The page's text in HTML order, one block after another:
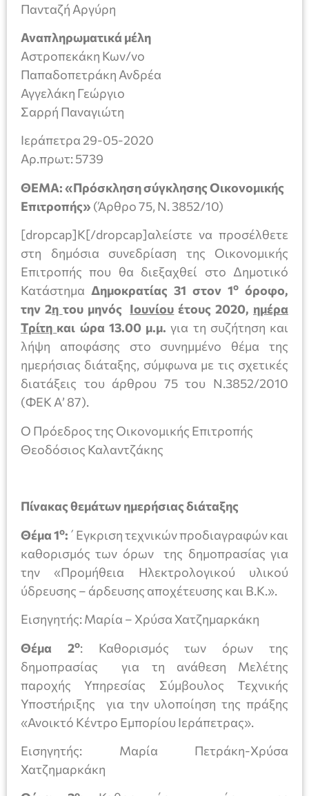
Πανταζή Αργύρη
Αναπληρωματικά μέλη
Αστροπεκάκη Κων/νο
Παπαδοπετράκη Ανδρέα
Αγγελάκη Γεώργιο
Σαρρή Παναγιώτη
Ιεράπετρα 29-05-2020
Aρ.πρωτ: 5739
ΘΕΜΑ: «Πρόσκληση σύγκλησης Οικονομικής
Επιτροπής» (Άρθρο 75, Ν. 3852/10)
[dropcap]Κ[/dropcap]αλείστε να προσέλθετε
στη δημόσια συνεδρίαση της Οικονομικής
Επιτροπής που θα διεξαχθεί στο Δημοτικό
Κατάστημα Δημοκρατίας 31 στον 1ο όροφο,
την 2η του μηνός Iουνίου έτους 2020, ημέρα
Τρίτη και ώρα 13.00 μ.μ.για τη συζήτηση και
λήψη αποφάσης στο συνημμένο θέμα της
ημερήσιας διάταξης, σύμφωνα με τις σχετικές
διατάξεις του άρθρου 75 του Ν.3852/2010
(ΦΕΚ Α’ 87).
Ο Πρόεδρος της Οικονομικής Επιτροπής
Θεοδόσιος Καλαντζάκης
Πίνακας θεμάτων ημερήσιας διάταξης
Θέμα 1ο: ΄Εγκριση τεχνικών προδιαγραφών και
καθορισμός των όρων της δημοπρασίας για
την «Προμήθεια Ηλεκτρολογικού υλικού
ύδρευσης – άρδευσης αποχέτευσης και Β.Κ.».
Εισηγητής: Μαρία – Χρύσα Χατζημαρκάκη
Θέμα 2ο: Καθορισμός των όρων της
δημοπρασίας για τη ανάθεση Μελέτης
παροχής Υπηρεσίας Σύμβουλος Τεχνικής
Υποστήριξης για την υλοποίηση της πράξης
«Ανοικτό Κέντρο Εμπορίου Ιεράπετρας».
Εισηγητής: Μαρία Πετράκη-Χρύσα
Χατζημαρκάκη